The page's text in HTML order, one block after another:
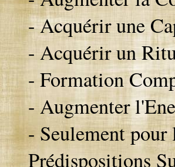
- Acquérir une
- Acquérir un
- Formation
- Augmenter
- Seulement pour
Prédispositions